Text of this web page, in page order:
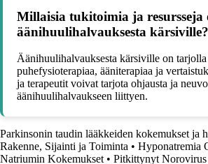
Millaisia tukitoimia ja resursseja
äänihuulihalvauksesta kärsiville?
Äänihuulihalvauksesta kärsiville on
puhefysioterapiaa, ääniterapiaa ja
ja terapeutit voivat tarjota ohjausta ja
äänihuulihalvaukseen liittyen.
Parkinsonin taudin lääkkeiden kokemukset ja
Rakenne, Sijainti ja Toiminta • Hyponatremia
Natriumin Kokemukset • Pitkittynyt Norovirus